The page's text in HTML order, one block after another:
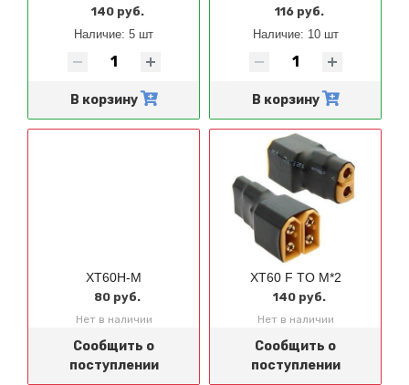
140 руб.
Наличие: 5 шт
В корзину
116 руб.
Наличие: 10 шт
В корзину
XT60H-M
80 руб.
Нет в наличии
Сообщить о
поступлении
XT60 F TO M*2
140 руб.
Нет в наличии
Сообщить о
поступлении